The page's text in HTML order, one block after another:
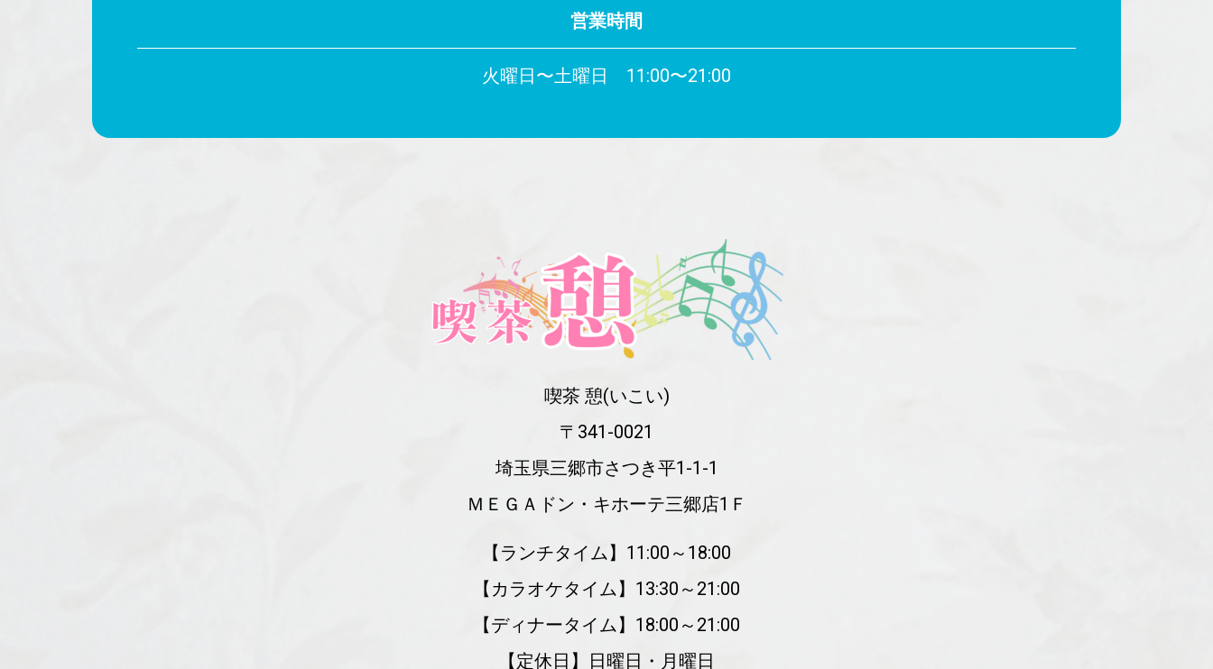
営業時間
火曜日〜土曜日 11:00〜21:00
喫茶 憩(いこい)
〒341-0021
埼玉県三郷市さつき平1-1-1
ＭＥＧＡドン・キホーテ三郷店1Ｆ
【ランチタイム】11:00～18:00
【カラオケタイム】13:30～21:00
【ディナータイム】18:00～21:00
【定休日】日曜日・月曜日